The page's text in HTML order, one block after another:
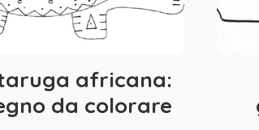
africana:
da colorare